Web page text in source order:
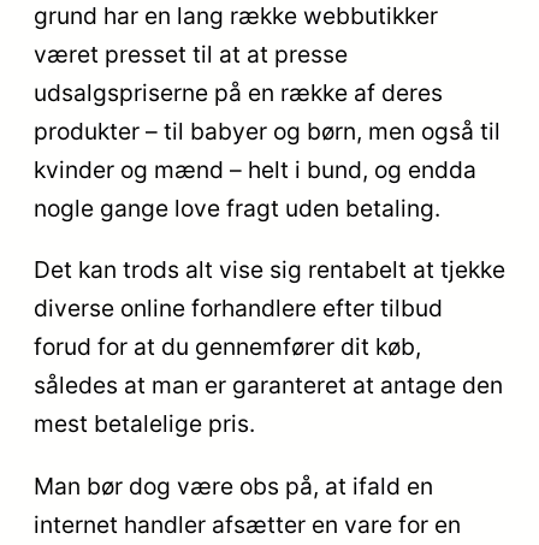
grund har en lang række webbutikker
været presset til at at presse
udsalgspriserne på en række af deres
produkter – til babyer og børn, men også til
kvinder og mænd – helt i bund, og endda
nogle gange love fragt uden betaling.
Det kan trods alt vise sig rentabelt at tjekke
diverse online forhandlere efter tilbud
forud for at du gennemfører dit køb,
således at man er garanteret at antage den
mest betalelige pris.
Man bør dog være obs på, at ifald en
internet handler afsætter en vare for en